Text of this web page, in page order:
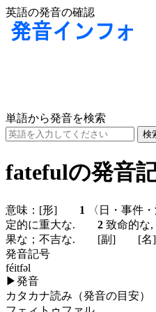
英語の発音の確認
単語から発音を検索
fatefulの発音
意味： [形] 1
〈日・事件
定的に重大な. 2 致命的
果な；不吉な. [副]
[名]
発音記号
féitfəl
▶発音
カタカナ読み（発音の目安）